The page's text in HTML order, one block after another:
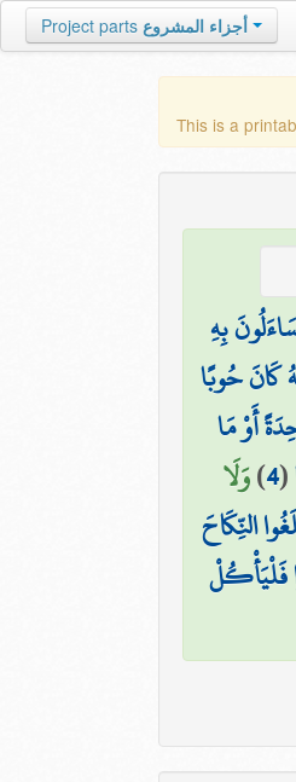
Project parts أجزاء المشروع
This is a
بِهِ
كَانَ حُوبًا
أَوْ مَا
(
4
)وَلَا
النِّكَاحَ
فَلْيَأْكُلْ